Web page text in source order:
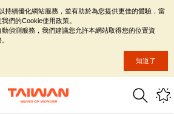
持續優化網站服務，並有助於為您提供更佳的體驗，當
們的Cookie使用政策。
偵測服務，我們建議您允許本網站取得您的位置資
知道了